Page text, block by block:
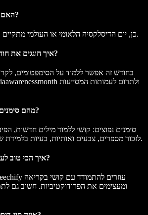
האם יש יום דיסלקסיה לאומי?
כן, יום הדיסלקסיה הלאומי או העולמי מתקיים בכל שנה ב-8 באוקטובר.
איך חוגגים את חודש המודעות לדיסלקסיה?
בחודש זה אפשר ללמוד על הסימפטומים,
מהם סימנים לכך שיש לך דיסלקסיה?
סימנים נפוצים: קושי ללמוד מילים חדשות,
לזכור מספרים, צבעים ואותיות, בעיות בלמידת שירי ילדים ודיבור מאוחר.
איך הכי טוב לעזור לאדם עם דיסלקסיה?
ומעצימים את הפרודוקטיביות. חשוב גם